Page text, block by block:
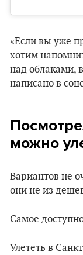
«Если вы уже
хотим
над облаками,
написано в
можно
Вариантов не
они не из
Самое
Улететь в